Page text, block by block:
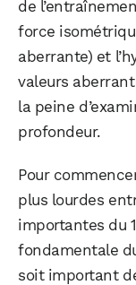
de
force
aberrante) et
valeurs
la peine
profondeur.
Pour
plus lourdes
importantes du
fondamentale
soit important